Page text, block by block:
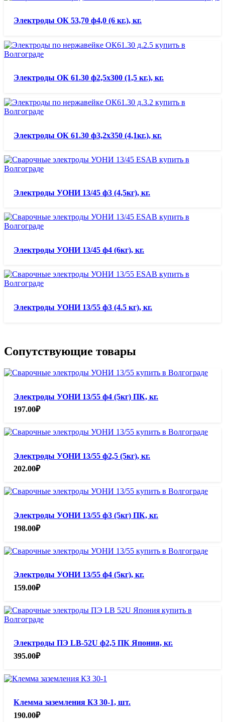
Электроды ОК 53,70 ф4,0 (6 кг.), кг.
Электроды ОК 61.30 ф2,5х300 (1,5 кг.), кг.
Электроды ОК 61.30 ф3,2х350 (4,1кг.), кг.
Электроды УОНИ 13/45 ф3 (4,5кг), кг.
Электроды УОНИ 13/45 ф4 (6кг), кг.
Электроды УОНИ 13/55 ф3 (4.5 кг), кг.
Сопутствующие товары
Электроды УОНИ 13/55 ф4 (5кг) ПК, кг.
197.00₽
Электроды УОНИ 13/55 ф2,5 (5кг), кг.
202.00₽
Электроды УОНИ 13/55 ф3 (5кг) ПК, кг.
198.00₽
Электроды УОНИ 13/55 ф4 (5кг), кг.
159.00₽
Электроды ПЭ LB-52U ф2,5 ПК Япония, кг.
395.00₽
Клемма заземления КЗ 30-1, шт.
190.00₽